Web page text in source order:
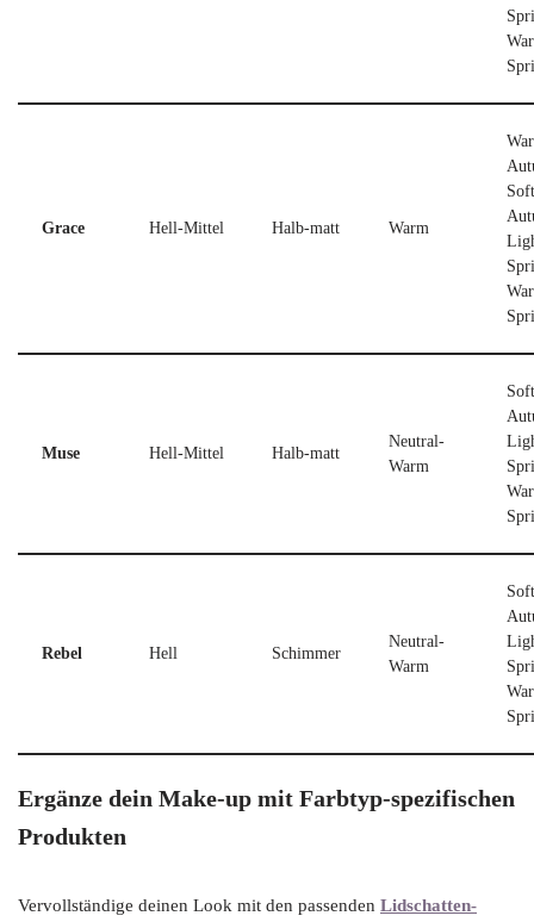
Grace Hell-Mittel Halb-matt Warm
Soft
Muse Hell-Mittel Halb-matt
Neutral-
Warm
Soft
Rebel Hell Schimmer
Neutral-
Warm
Soft
Ergänze dein Make-up mit Farbtyp-spezifischen
Produkten
Vervollständige deinen Look mit den passenden Lidschatten-